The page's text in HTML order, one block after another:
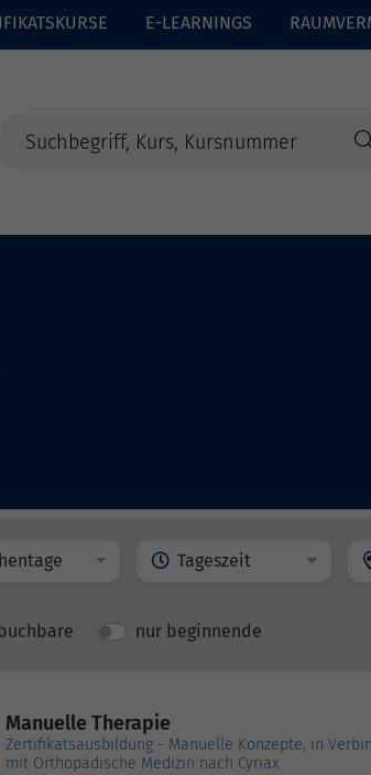
E-LEARNINGS
Tageszeit
nur beginnende
Manuelle Therapie
Zertifikatsausbildung - Manuelle Konzepte, in
mit Orthopädische Medizin nach Cyriax